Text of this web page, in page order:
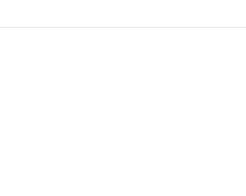
C
N